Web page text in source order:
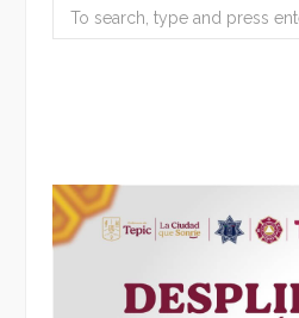
Search
for: